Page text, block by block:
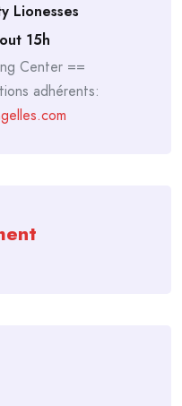
Lionesses
15h
Center ==
adhérents: